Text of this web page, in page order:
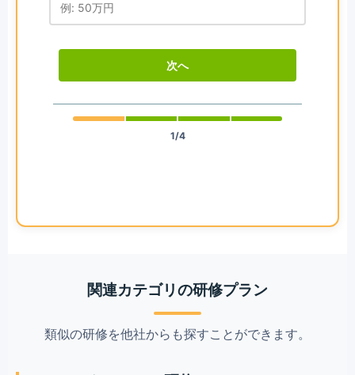
次へ
1/4
関連カテゴリの研修プラン
類似の研修を他社からも探すことができます。